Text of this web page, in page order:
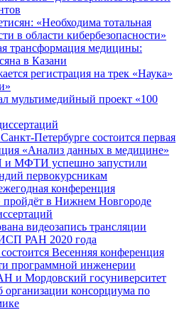
«Необходима тотальная
в области кибербезопасности»
трансформация медицины:
в Казани
регистрация на трек «Наука»
мультимедийный проект «100
Петербурге состоится первая
«Анализ данных в медицине»
МФТИ успешно запустили
первокурсникам
конференция
пройдёт в Нижнем Новгороде
видеозапись трансляции
РАН 2020 года
Весенняя конференция
программной инженерии
и Мордовский госуниверситет
организации консорциума по